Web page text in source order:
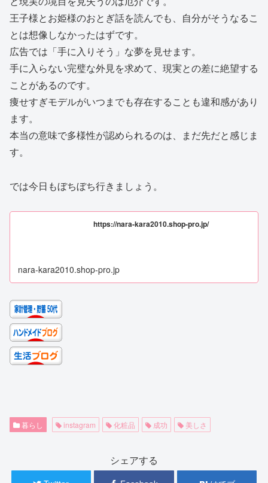
王子様とお姫様のおとぎ話を読んでも、自分がそうなるこ
とは想像しなかったはずです。
広告では「手に入りそう」な夢を見せます。
手に入らない完璧な外見を求めて、現実との差に絶望する
ことがあるのです。
痩せすぎモデルがいつまでも存在することも違和感があり
ます。
本当の意味で多様性が認められるのは、まだ先だと感じま
す。
では今日もぼちぼち行きましょう。
https://nara-kara2010.shop-pro.jp/
nara-kara2010.shop-pro.jp
暮らし instagram 化粧品 成功 美しさ
シェアする